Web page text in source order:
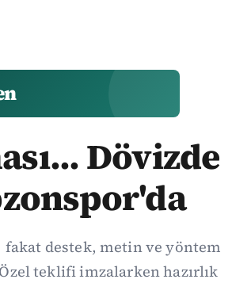
Dövizde
destek, metin ve yöntem
teklifi imzalarken hazırlık